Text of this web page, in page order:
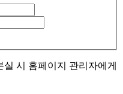
시 홈페이지 관리자에게